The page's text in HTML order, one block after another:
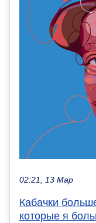
02:21, 13 Мар
Кабачки
которые я